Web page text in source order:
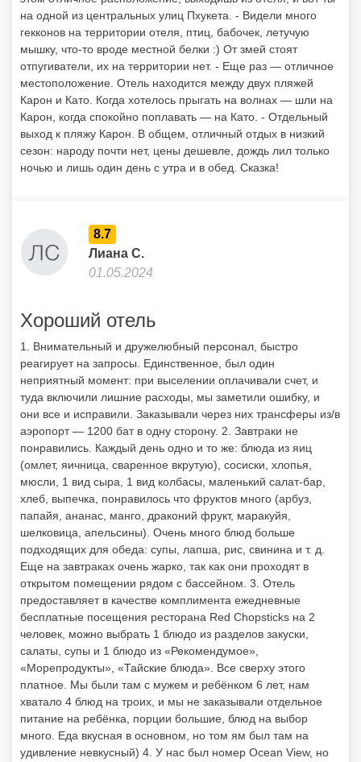
на одной из центральных улиц Пхукета. - Видели много
гекконов на территории отеля, птиц, бабочек, летучую
мышку, что-то вроде местной белки :) От змей стоят
отпугиватели, их на территории нет. - Еще раз — отличное
местоположение. Отель находится между двух пляжей
Карон и Като. Когда хотелось прыгать на волнах — шли на
Карон, когда спокойно поплавать — на Като. - Отдельный
выход к пляжу Карон. В общем, отличный отдых в низкий
сезон: народу почти нет, цены дешевле, дождь лил только
ночью и лишь один день с утра и в обед. Сказка!
8.7
Лиана С.
01.05.2024
Хороший отель
1. Внимательный и дружелюбный персонал, быстро
реагирует на запросы. Единственное, был один
неприятный момент: при выселении оплачивали счет, и
туда включили лишние расходы, мы заметили ошибку, и
они все и исправили. Заказывали через них трансферы из/в
аэропорт — 1200 бат в одну сторону. 2. Завтраки не
понравились. Каждый день одно и то же: блюда из яиц
(омлет, яичница, сваренное вкрутую), сосиски, хлопья,
мюсли, 1 вид сыра, 1 вид колбасы, маленький салат-бар,
хлеб, выпечка, понравилось что фруктов много (арбуз,
папайя, ананас, манго, драконий фрукт, маракуйя,
шелковица, апельсины). Очень много блюд больше
подходящих для обеда: супы, лапша, рис, свинина и т. д.
Еще на завтраках очень жарко, так как они проходят в
открытом помещении рядом с бассейном. 3. Отель
предоставляет в качестве комплимента ежедневные
бесплатные посещения ресторана Red Chopsticks на 2
человек, можно выбрать 1 блюдо из разделов закуски,
салаты, супы и 1 блюдо из «Рекомендумое»,
«Морепродукты», «Тайские блюда». Все сверху этого
платное. Мы были там с мужем и ребёнком 6 лет, нам
хватало 4 блюд на троих, и мы не заказывали отдельное
питание на ребёнка, порции большие, блюд на выбор
много. Еда вкусная в основном, но том ям был там на
удивление невкусный) 4. У нас был номер Ocean View, но